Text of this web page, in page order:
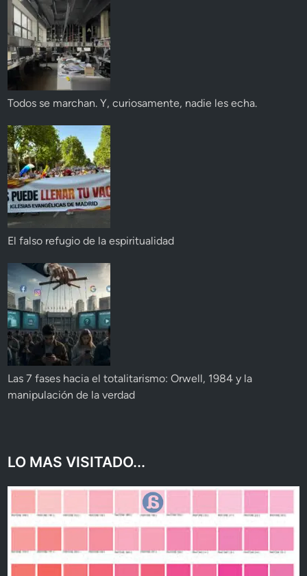
Todos se marchan. Y, curiosamente, nadie les echa.
El falso refugio de la espiritualidad
Las 7 fases hacia el totalitarismo: Orwell, 1984 y la
manipulación de la verdad
LO MAS VISITADO...